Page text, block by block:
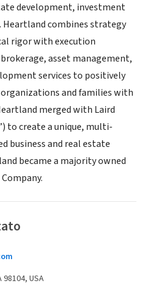
development, investment
Heartland combines strategy
rigor with execution
asset management,
services to positively
and families with
merged with Laird
to create a unique, multi-
business and real estate
became a majority owned
USA